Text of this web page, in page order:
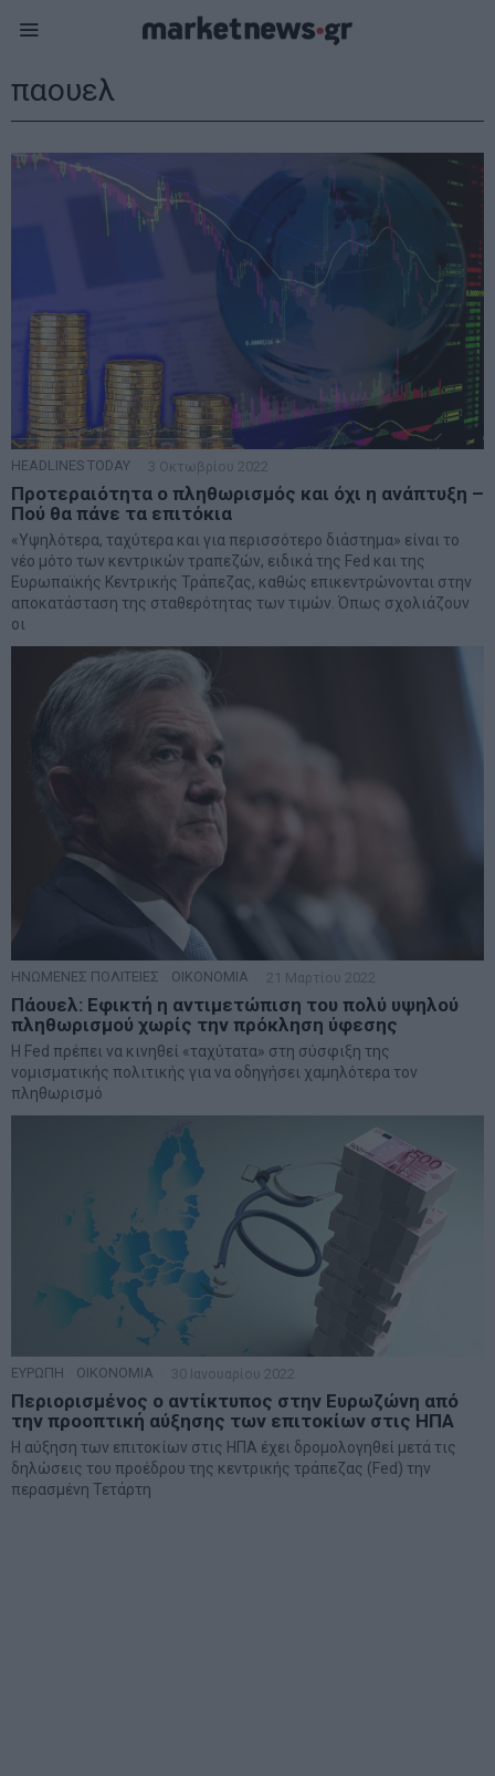
παουελ
HEADLINES TODAY 3 Οκτωβρίου 2022
Προτεραιότητα ο πληθωρισμός και όχι η ανάπτυξη –
Πού θα πάνε τα επιτόκια
«Υψηλότερα, ταχύτερα και για περισσότερο διάστημα» είναι το
νέο μότο των κεντρικών τραπεζών, ειδικά της Fed και της
Ευρωπαϊκής Κεντρικής Τράπεζας, καθώς επικεντρώνονται στην
αποκατάσταση της σταθερότητας των τιμών. Όπως σχολιάζουν
οι
ΗΝΩΜΕΝΕΣ ΠΟΛΙΤΕΙΕΣ ΟΙΚΟΝΟΜΙΑ 21 Μαρτίου 2022
Πάουελ: Εφικτή η αντιμετώπιση του πολύ υψηλού
πληθωρισμού χωρίς την πρόκληση ύφεσης
Η Fed πρέπει να κινηθεί «ταχύτατα» στη σύσφιξη της
νομισματικής πολιτικής για να οδηγήσει χαμηλότερα τον
πληθωρισμό
ΕΥΡΩΠΗ ΟΙΚΟΝΟΜΙΑ 30 Ιανουαρίου 2022
Περιορισμένος ο αντίκτυπος στην Ευρωζώνη από
την προοπτική αύξησης των επιτοκίων στις ΗΠΑ
Η αύξηση των επιτοκίων στις ΗΠΑ έχει δρομολογηθεί μετά τις
δηλώσεις του προέδρου της κεντρικής τράπεζας (Fed) την
περασμένη Τετάρτη